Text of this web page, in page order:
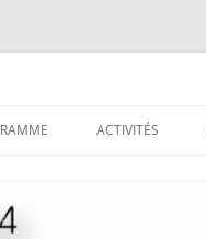
ACTIVITÉS